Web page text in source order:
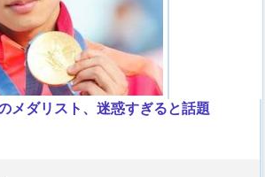
メダリスト、迷惑すぎると話題